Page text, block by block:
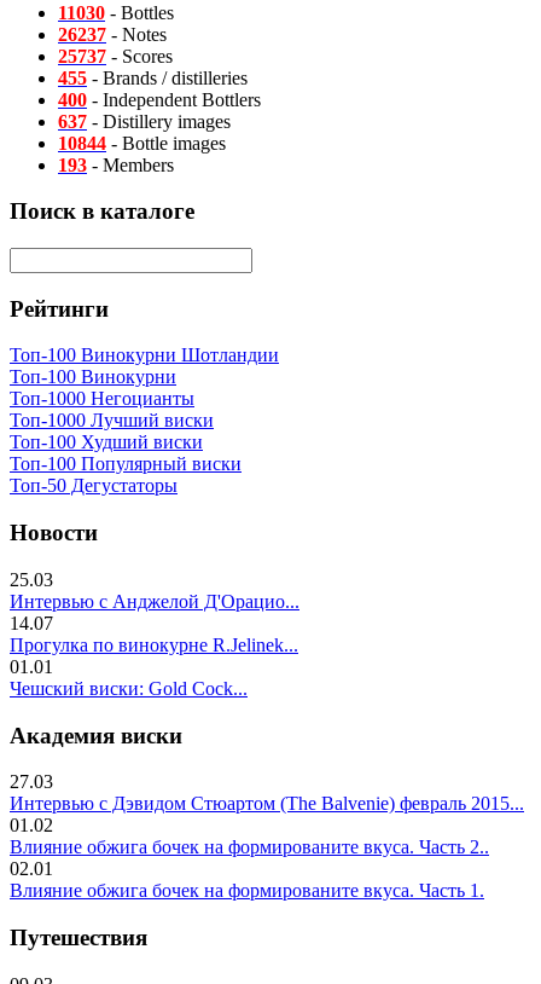
11030 - Bottles
26237 - Notes
25737 - Scores
455 - Brands / distilleries
400 - Independent Bottlers
637 - Distillery images
10844 - Bottle images
193 - Members
Поиск в каталоге
Рейтинги
Топ-100 Винокурни Шотландии
Топ-100 Винокурни
Топ-1000 Негоцианты
Топ-1000 Лучший виски
Топ-100 Худший виски
Топ-100 Популярный виски
Топ-50 Дегустаторы
Новости
25.03
Интервью с Анджелой Д'Орацио...
14.07
Прогулка по винокурне R.Jelinek...
01.01
Чешский виски: Gold Cock...
Академия виски
27.03
Интервью с Дэвидом Стюартом (The Balvenie) февраль 2015...
01.02
Влияние обжига бочек на формированите вкуса. Часть 2..
02.01
Влияние обжига бочек на формированите вкуса. Часть 1.
Путешествия